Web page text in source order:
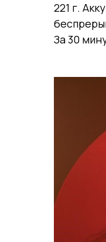
221 г.
За 30